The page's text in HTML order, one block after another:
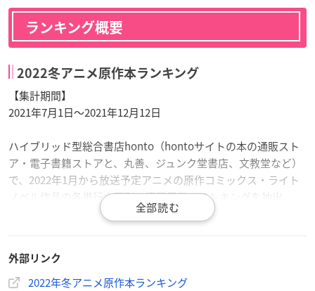
ランキング概要
2022冬アニメ原作本ランキング
【集計期間】
2021年7月1日～2021年12月12日
ハイブリッド型総合書店honto（hontoサイトの本の通販スト
ア・電子書籍ストアと、丸善、ジュンク堂書店、文教堂など）
で、2022年1月から放送予定アニメの原作コミックス・ライト
ノベル作品の各単行本既刊の購買冊数のランキングを抽出。
外部リンク
2022年冬アニメ原作本ランキング